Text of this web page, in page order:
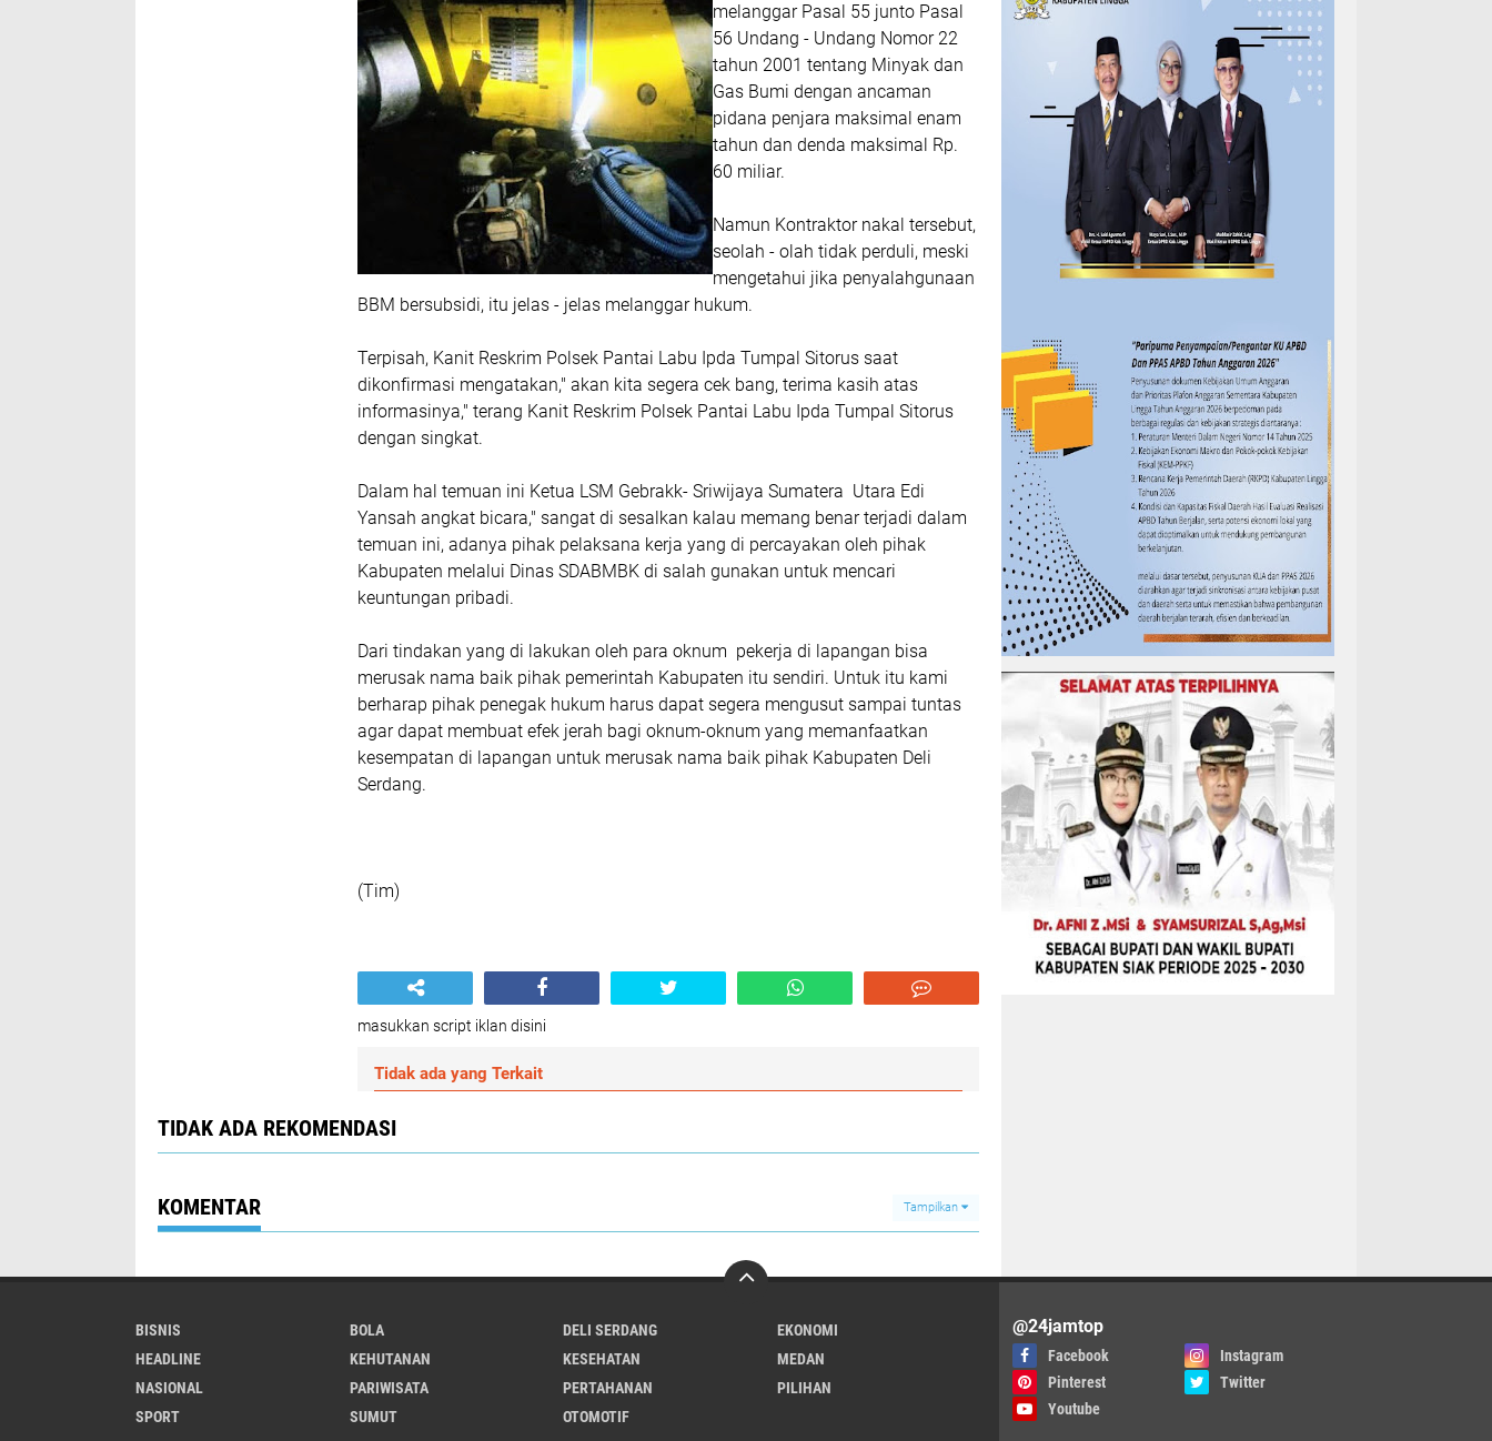
melanggar Pasal 55 junto Pasal
56 Undang - Undang Nomor 22
tahun 2001 tentang Minyak dan
Gas Bumi dengan ancaman
pidana penjara maksimal enam
tahun dan denda maksimal Rp.
60 miliar.
Namun Kontraktor nakal tersebut,
seolah - olah tidak perduli, meski
mengetahui jika penyalahgunaan
BBM bersubsidi, itu jelas - jelas melanggar hukum.
Terpisah, Kanit Reskrim Polsek Pantai Labu Ipda Tumpal Sitorus saat
dikonfirmasi mengatakan," akan kita segera cek bang, terima kasih atas
informasinya," terang Kanit Reskrim Polsek Pantai Labu Ipda Tumpal Sitorus
dengan singkat.
Dalam hal temuan ini Ketua LSM Gebrakk- Sriwijaya Sumatera Utara Edi
Yansah angkat bicara," sangat di sesalkan kalau memang benar terjadi dalam
temuan ini, adanya pihak pelaksana kerja yang di percayakan oleh pihak
Kabupaten melalui Dinas SDABMBK di salah gunakan untuk mencari
keuntungan pribadi.
Dari tindakan yang di lakukan oleh para oknum pekerja di lapangan bisa
merusak nama baik pihak pemerintah Kabupaten itu sendiri. Untuk itu kami
berharap pihak penegak hukum harus dapat segera mengusut sampai tuntas
agar dapat membuat efek jerah bagi oknum-oknum yang memanfaatkan
kesempatan di lapangan untuk merusak nama baik pihak Kabupaten Deli
Serdang.
(Tim)
masukkan script iklan disini
Tidak ada yang Terkait
TIDAK ADA REKOMENDASI
KOMENTAR Tampilkan
BISNIS BOLA DELI SERDANG
EKONOMI
HEADLINE
KEHUTANAN KESEHATAN
MEDAN
NASIONAL
PARIWISATA PERTAHANAN
PILIHAN
SPORT
SUMUT OTOMOTIF
@24jamtop
Facebook
Instagram
Pinterest
Twitter
Youtube